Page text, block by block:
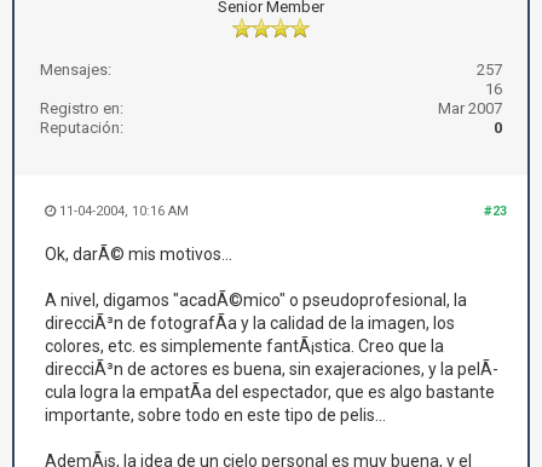
Senior Member
Mensajes:
257
16
Registro en:
Mar 2007
Reputación:
0
#23
11-04-2004, 10:16 AM
Ok, darÃ© mis motivos...
A nivel, digamos "acadÃ©mico" o pseudoprofesional, la
direcciÃ³n de fotografÃ­a y la calidad de la imagen, los
colores, etc. es simplemente fantÃ¡stica. Creo que la
direcciÃ³n de actores es buena, sin exajeraciones, y la pelÃ­
cula logra la empatÃ­a del espectador, que es algo bastante
importante, sobre todo en este tipo de pelis...
AdemÃ¡s, la idea de un cielo personal es muy buena, y el